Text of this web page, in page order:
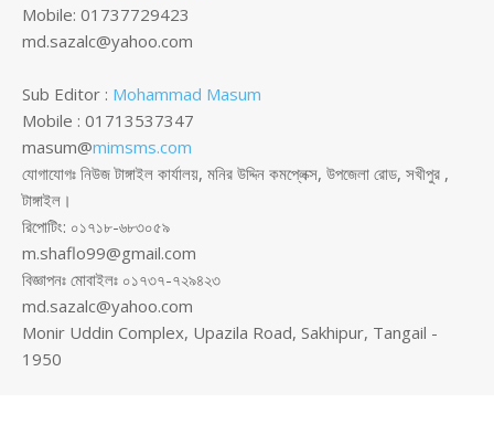
Mobile: 01737729423
md.sazalc@yahoo.com
Sub Editor : Mohammad Masum
Mobile : 01713537347
masum@mimsms.com
যোগাযোগঃ নিউজ টাঙ্গাইল কার্যালয়, মনির উদ্দিন কমপ্লেক্স, উপজেলা রোড, সখীপুর ,
টাঙ্গাইল।
রিপোটিং: ০১৭১৮-৬৮৩০৫৯
m.shaflo99@gmail.com
বিজ্ঞাপনঃ মোবাইলঃ ০১৭৩৭-৭২৯৪২৩
md.sazalc@yahoo.com
Monir Uddin Complex, Upazila Road, Sakhipur, Tangail -
1950